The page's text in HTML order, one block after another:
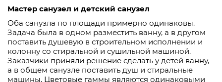
Мастер санузел и детский санузел
Оба санузла по площади примерно одинаковы.
Задача была в одном разместить ванну, а в другом
поставить душевую в строительном исполнении и
колонну со стиральной и сушильной машиной.
Заказчики приняли решение сделать у детей ванну,
а в общем санузле поставить душ и стиральные
машины. Цветовые гаммы являются одинаковыми